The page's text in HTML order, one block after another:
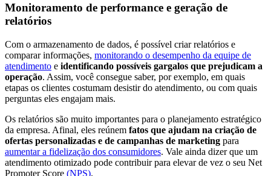
Monitoramento de performance e geração de
relatórios
Com o armazenamento de dados, é possível criar relatórios e
comparar informações, monitorando o desempenho da equipe de
atendimento e identificando possíveis gargalos que prejudicam a
operação. Assim, você consegue saber, por exemplo, em quais
etapas os clientes costumam desistir do atendimento, ou com quais
perguntas eles engajam mais.
Os relatórios são muito importantes para o planejamento estratégico
da empresa. Afinal, eles reúnem fatos que ajudam na criação de
ofertas personalizadas e de campanhas de marketing para
aumentar a fidelização dos consumidores. Vale ainda dizer que um
atendimento otimizado pode contribuir para elevar de vez o seu Net
Promoter Score (NPS).